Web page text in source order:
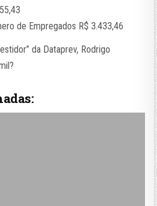
de Empregados R$ 3.433,46
da Dataprev, Rodrigo